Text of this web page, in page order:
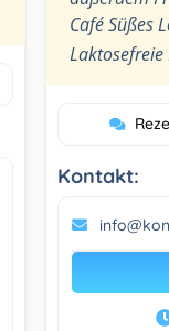
Café Süßes
Kontakt: